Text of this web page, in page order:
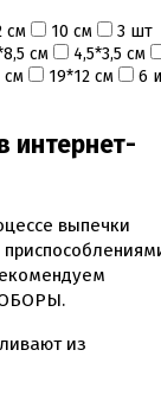
делители сито и
мешки
,тишью
выпечки
см 10 см
3 шт
см
4,5*3,5 см
см 19*12 см
6 и
интернет-
выпечки
из